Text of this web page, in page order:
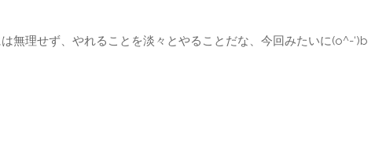
無理せず、やれることを淡々とやることだな、今回みたいに(o^-‘)b